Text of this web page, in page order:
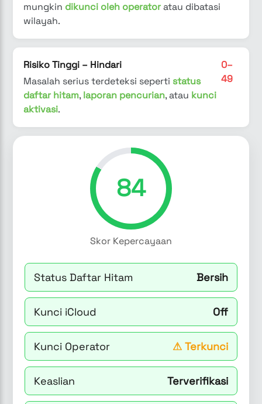
mungkin dikunci oleh operatoratau dibatasi
wilayah.
Risiko Tinggi – Hindari
Masalah serius terdeteksi seperti status
daftar hitam, laporan pencurian, atau kunci
aktivasi.
0–
49
84
Skor Kepercayaan
Status Daftar Hitam Bersih
Kunci iCloud Off
Kunci Operator ⚠ Terkunci
Keaslian Terverifikasi